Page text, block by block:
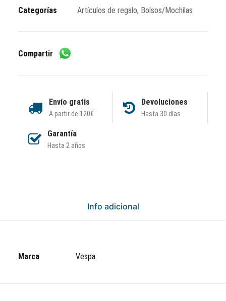
Categorías
Artículos de regalo, Bolsos/Mochilas
Compartir
Envío gratis
A partir de 120€
Devoluciones
Hasta 30 días
Garantía
Hasta 2 años
Info adicional
Marca Vespa